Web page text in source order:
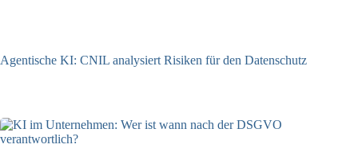
Agentische KI: CNIL analysiert Risiken für den Datenschutz